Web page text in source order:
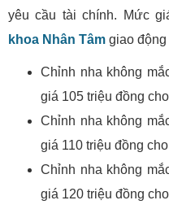
yêu cầu tài chính. Mức
khoa Nhân Tâm giao
Chỉnh nha không
giá 105 triệu đồng
Chỉnh nha không
giá 110 triệu đồng
Chỉnh nha không
giá 120 triệu đồng